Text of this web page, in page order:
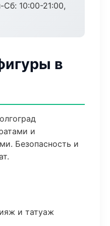
Сб: 10:00-21:00,
в
и
Безопасность и
и татуаж